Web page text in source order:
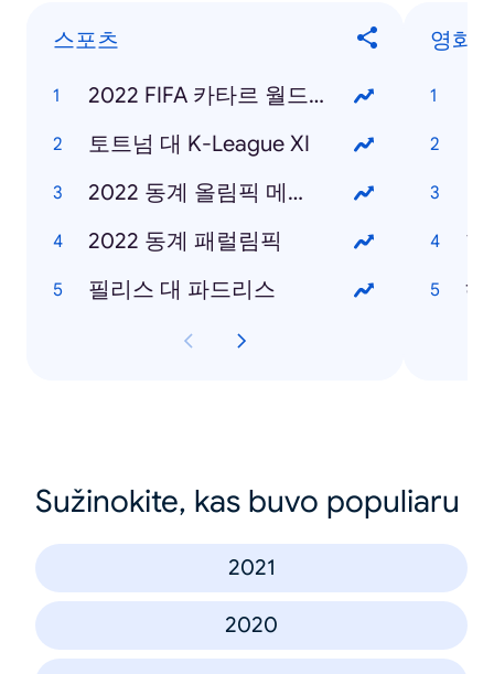
스포츠
2022 FIFA 카타르 월드컵
토트넘 대 K-League XI
2022 동계 올림픽 메달 현황
2022 동계 패럴림픽
필리스 대 파드리스
영화
한
헤
Sužinokite, kas buvo populiaru
2021
2020